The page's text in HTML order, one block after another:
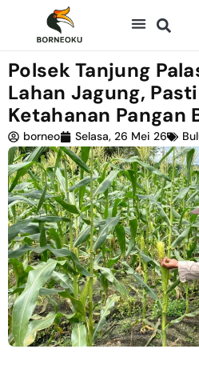
Polsek Tanjung
Lahan Jagung,
Ketahanan Pangan
borneo Selasa, 26 Mei 26